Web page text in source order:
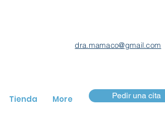
dra.mamaco@gmail.com
Tienda More Pedir una cita